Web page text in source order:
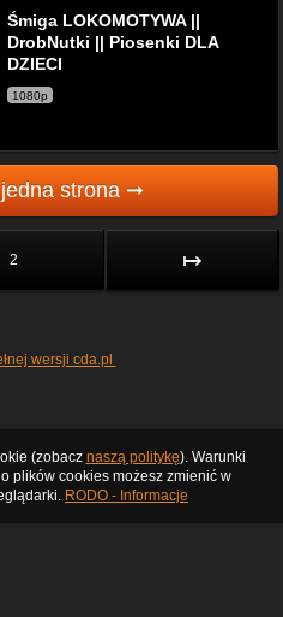
Śmiga LOKOMOTYWA ||
DrobNutki || Piosenki DLA
DZIECI
1080p
strona ➞
2 ↦
wersji cda.pl
(zobacz naszą politykę). Warunki
plików cookies możesz zmienić w
RODO - Informacje